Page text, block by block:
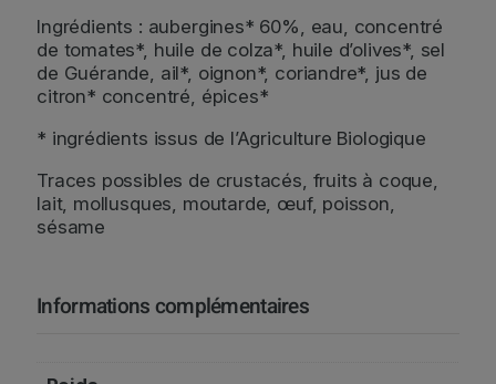
Ingrédients : aubergines* 60%, eau, concentré
de tomates*, huile de colza*, huile d’olives*, sel
de Guérande, ail*, oignon*, coriandre*, jus de
citron* concentré, épices*
* ingrédients issus de l’Agriculture Biologique
Traces possibles de crustacés, fruits à coque,
lait, mollusques, moutarde, œuf, poisson,
sésame
Informations complémentaires